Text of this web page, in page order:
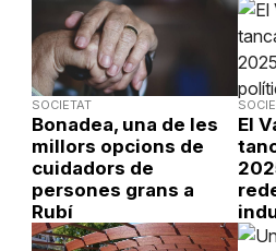
SOCIETAT
Bonadea, una de les
millors opcions de
cuidadors de
persones grans a
Rubí
El